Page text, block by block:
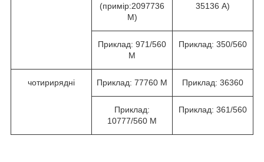
(примір:2097736
М)
35136 А)
Приклад: 971/560
М
Приклад: 350/560
чотирирядні Приклад: 77760 М Приклад: 36360
Приклад:
10777/560 М
Приклад: 361/560